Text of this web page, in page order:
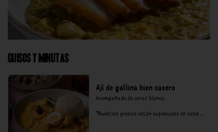
Guisos y Minutas
Ají de gallina bien casero
Acompañado de arroz blanco.
*Nuestros precios están expresados en soles e